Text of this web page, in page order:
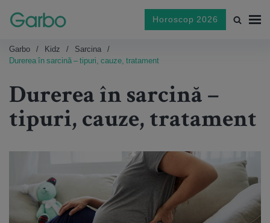
Horoscop 2026
Garbo Kidz
Sarcina
Durerea în sarcină – tipuri, cauze, tratament
Durerea în sarcină –
tipuri, cauze, tratament